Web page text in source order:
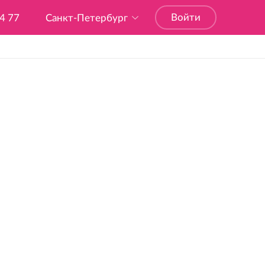
Войти
Санкт-Петербург
77